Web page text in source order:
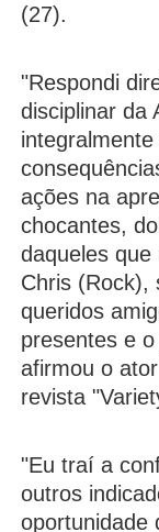
(27).
"Respondi
disciplinar da
ações na
chocantes,
daqueles que
Chris (Rock),
queridos
presentes e
afirmou o
revista
"Eu traí a
outros
oportunidade